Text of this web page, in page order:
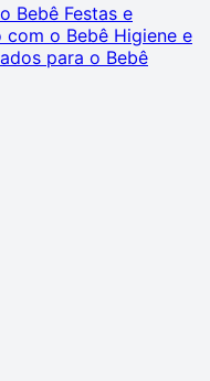
Bebê Festas e
com o Bebê Higiene e
para o Bebê